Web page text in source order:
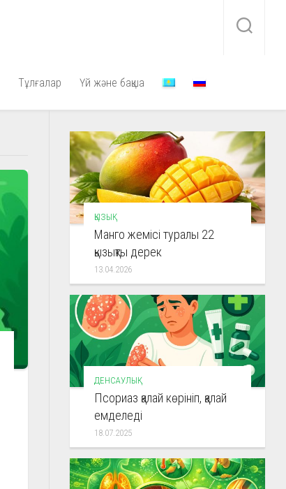
Тұлғалар Үй және бақша
ҚЫЗЫҚ
Манго жемісі туралы 22
қызықты дерек
13.04.2026
ДЕНСАУЛЫҚ
Псориаз қалай көрініп, қалай
емделеді
18.07.2025